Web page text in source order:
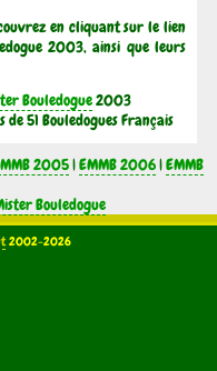
en cliquant sur le lien
2003, ainsi que leurs
Bouledogue2003
51 Bouledogues Français
2005|EMMB 2006|EMMB
Bouledogue
2002-2026